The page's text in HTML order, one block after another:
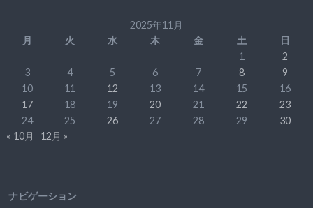
2025年11月
月
火 水 木 金 土
日
1
2
3
4 5 6 7 8
9
10
11 12 13 14 15
16
17
18 19 20 21 22
23
24
25 26 27 28 29
30
« 10月
12月 »
ナビゲーション